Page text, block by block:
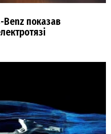
Benz показав